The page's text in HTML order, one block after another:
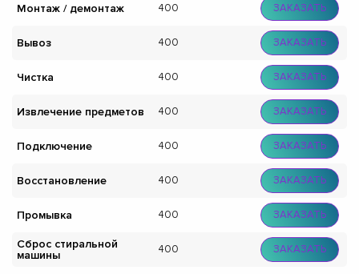
Монтаж / демонтаж 400 ЗАКАЗАТЬ
Вывоз 400 ЗАКАЗАТЬ
Чистка 400 ЗАКАЗАТЬ
Извлечение предметов 400 ЗАКАЗАТЬ
Подключение 400 ЗАКАЗАТЬ
Восстановление 400 ЗАКАЗАТЬ
Промывка 400 ЗАКАЗАТЬ
Сброс стиральной
машины
400 ЗАКАЗАТЬ